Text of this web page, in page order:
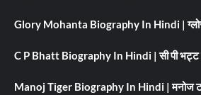
Glory Mohanta Biography In Hindi | ग्लोरी
C P Bhatt Biography In Hindi | सी पी भट्ट
Manoj Tiger Biography In Hindi | मनोज